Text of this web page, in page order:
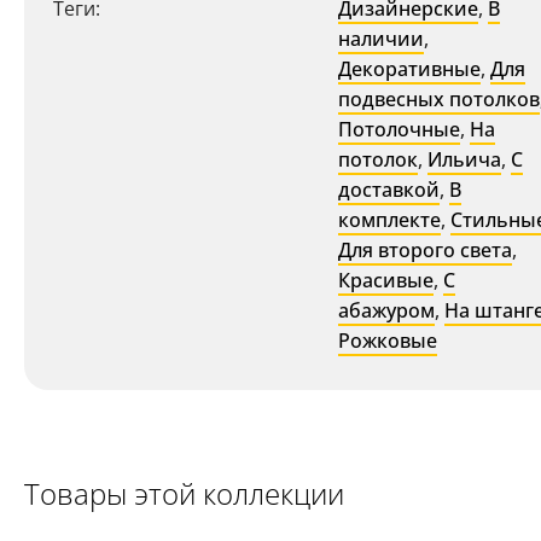
Теги: Дизайнерские, В
наличии,
Декоративные, Для
подвесных потолков
Потолочные, На
потолок, Ильича, С
доставкой, В
комплекте,
Для второго света,
Красивые, С
абажуром, На
Рожковые
Товары этой коллекции